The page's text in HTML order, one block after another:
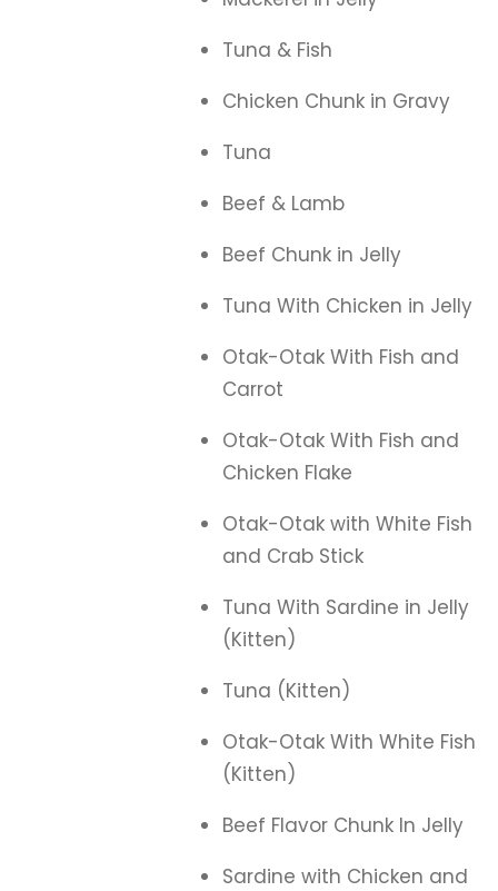
Tuna & Fish
Chicken Chunk in Gravy
Tuna
Beef & Lamb
Beef Chunk in Jelly
Tuna With Chicken in Jelly
Otak-Otak With Fish and
Carrot
Otak-Otak With Fish and
Chicken Flake
Otak-Otak with White Fish
and Crab Stick
Tuna With Sardine in Jelly
(Kitten)
Tuna (Kitten)
Otak-Otak With White Fish
(Kitten)
Beef Flavor Chunk In Jelly
Sardine with Chicken and